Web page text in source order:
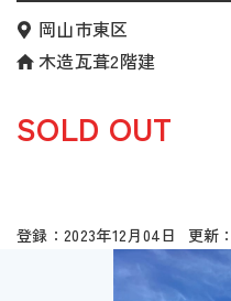
岡山市東区
木造瓦葺2階建
SOLD OUT
2023年12月04日